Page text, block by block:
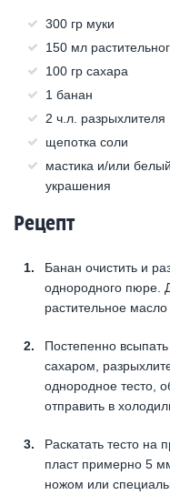
300 гр муки
150 мл
100 гр сахара
1 банан
2 ч.л. разрыхлителя
щепотка соли
мастика и/или
украшения
Рецепт
Банан очистить и
однородного пюре.
растительное масло
Постепенно
сахаром,
однородное тесто,
отправить в
Раскатать тесто на
пласт примерно 5
ножом или